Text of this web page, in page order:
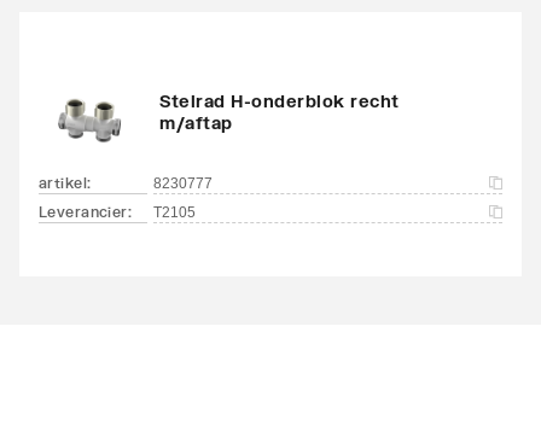
Stelrad H-onderblok recht
m/aftap
artikel: 8230777
Leverancier: T2105